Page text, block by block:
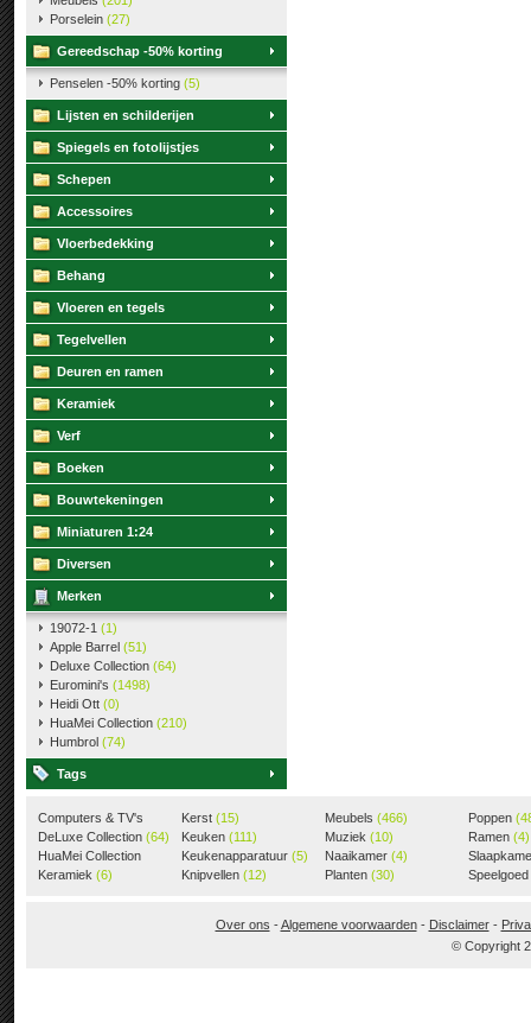
Porselein (27)
Gereedschap -50% korting
Penselen -50% korting (5)
Lijsten en schilderijen
Spiegels en fotolijstjes
Schepen
Accessoires
Vloerbedekking
Behang
Vloeren en tegels
Tegelvellen
Deuren en ramen
Keramiek
Verf
Boeken
Bouwtekeningen
Miniaturen 1:24
Diversen
Merken
19072-1 (1)
Apple Barrel (51)
Deluxe Collection (64)
Euromini's (1498)
Heidi Ott (0)
HuaMei Collection (210)
Humbrol (74)
Tags
Computers & TV's
(18)
DeLuxe Collection (64)
HuaMei Collection
(205)
Keramiek (6)
Kerst (15)
Keuken (111)
Keukenapparatuur (5)
Knipvellen (12)
Meubels (466)
Muziek (10)
Naaikamer (4)
Planten (30)
Poppen
Ramen (4)
Speelgoed
Over ons -Algemene voorwaarden- Disclaimer-
© Copyright